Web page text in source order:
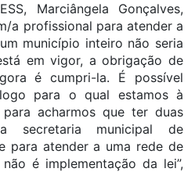
Marciângela Gonçalves,
a profissional para atender a
município inteiro não seria
em vigor, a obrigação de
é cumpri-la. É possível
para o qual estamos à
acharmos que ter duas
secretaria municipal de
para atender a uma rede de
é implementação da lei”,